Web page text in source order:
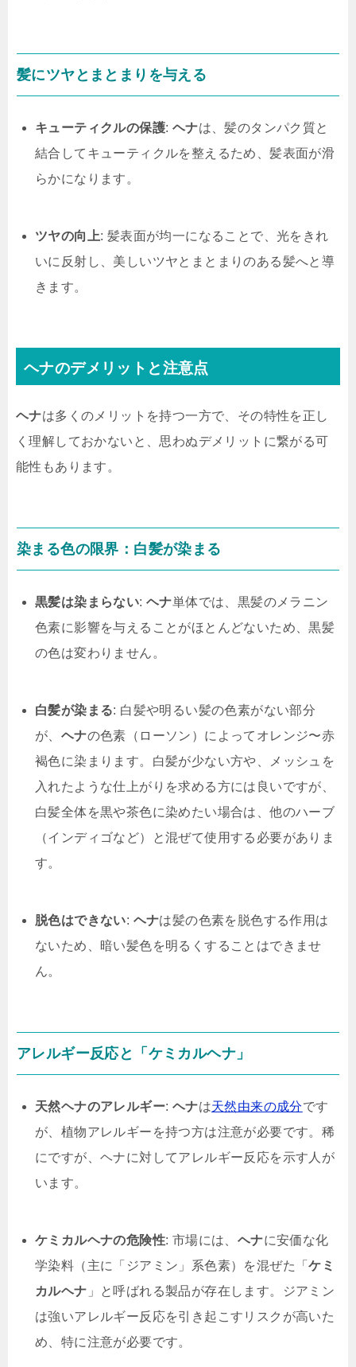
髪にツヤとまとまりを与える
キューティクルの保護: ヘナは、髪のタンパク質と
結合してキューティクルを整えるため、髪表面が滑
らかになります。
ツヤの向上: 髪表面が均一になることで、光をきれ
いに反射し、美しいツヤとまとまりのある髪へと導
きます。
ヘナのデメリットと注意点
ヘナは多くのメリットを持つ一方で、その特性を正し
く理解しておかないと、思わぬデメリットに繋がる可
能性もあります。
染まる色の限界：白髪が染まる
黒髪は染まらない:ヘナ単体では、黒髪のメラニン
色素に影響を与えることがほとんどないため、黒髪
の色は変わりません。
白髪が染まる: 白髪や明るい髪の色素がない部分
が、 ヘナの色素（ローソン）によってオレンジ〜赤
褐色に染まります。白髪が少ない方や、メッシュを
入れたような仕上がりを求める方には良いですが、
白髪全体を黒や茶色に染めたい場合は、他のハーブ
（インディゴなど）と混ぜて使用する必要がありま
す。
脱色はできない: ヘナは髪の色素を脱色する作用は
ないため、暗い髪色を明るくすることはできませ
ん。
アレルギー反応と「ケミカルヘナ」
天然ヘナのアレルギー: ヘナは天然由来の成分です
が、植物アレルギーを持つ方は注意が必要です。稀
にですが、ヘナに対してアレルギー反応を示す人が
います。
ケミカルヘナの危険性: 市場には、 ヘナに安価な化
学染料（主に「ジアミン」系色素）を混ぜた「ケミ
カルヘナ 」と呼ばれる製品が存在します。ジアミン
は強いアレルギー反応を引き起こすリスクが高いた
め、特に注意が必要です。